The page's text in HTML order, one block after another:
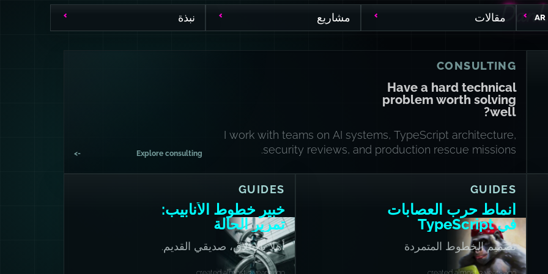
AR مقالات مشاريع نبذة
CONSULTING
Have a hard technical
problem worth solving
well?
I work with teams on AI systems, TypeScript architecture,
security reviews, and production rescue missions.
Explore consulting
->
GUIDES
أنماط حرب العصابات
في TypeScript
تصميم الخطوط المتمردة
GUIDES
خبير خطوط الأنابيب:
تمرير الحالة
أهلاً بالإغلاق، صديقي القديم.